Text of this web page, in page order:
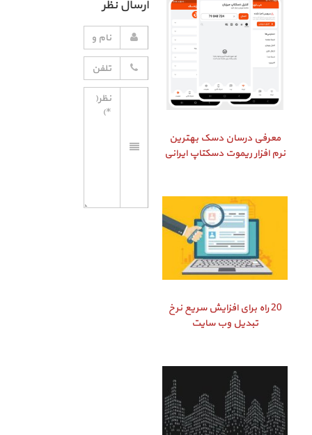
معرفی درسان دسک بهترین
نرم افزار ریموت دسکتاپ ایرانی
20 راه برای افزایش سریع نرخ
تبدیل وب سایت
ارسال نظر